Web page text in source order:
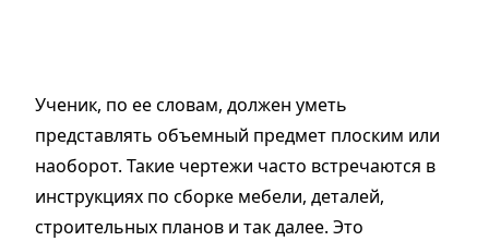
Ученик, по ее словам, должен уметь
представлять объемный предмет плоским или
наоборот. Такие чертежи часто встречаются в
инструкциях по сборке мебели, деталей,
строительных планов и так далее. Это